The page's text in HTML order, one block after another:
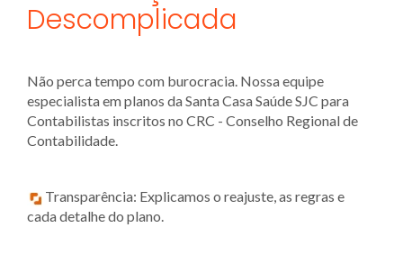
Descomplicada
Não perca tempo com burocracia. Nossa equipe
especialista em planos da Santa Casa Saúde SJC para
Contabilistas inscritos no CRC - Conselho Regional de
Contabilidade.
Transparência: Explicamos o reajuste, as regras e
cada detalhe do plano.